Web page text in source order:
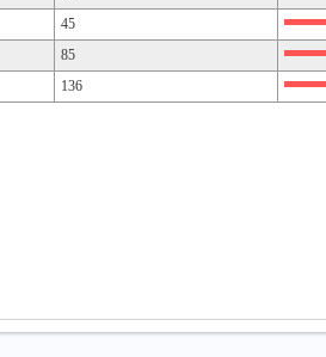
45
85
136